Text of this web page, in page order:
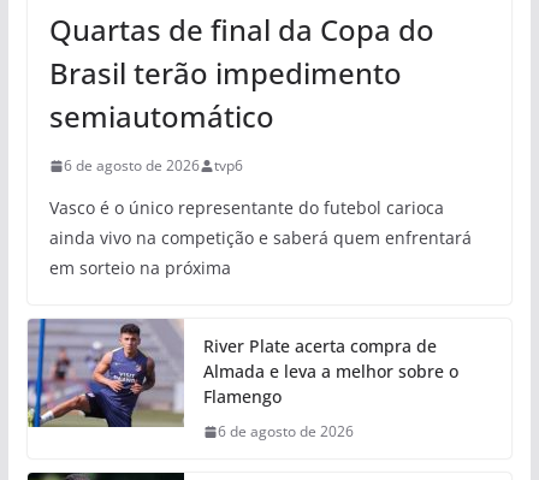
Quartas de final da Copa do
Brasil terão impedimento
semiautomático
6 de agosto de 2026 tvp6
Vasco é o único representante do futebol carioca
ainda vivo na competição e saberá quem enfrentará
em sorteio na próxima
River Plate acerta compra de
Almada e leva a melhor sobre o
Flamengo
6 de agosto de 2026